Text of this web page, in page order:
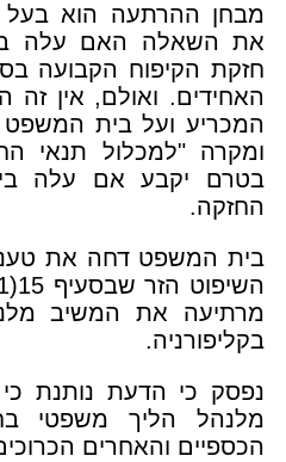
מבחן ההרתעה הוא בעל
את השאלה האם עלה
האחידים. ואולם, אין
המכריע ועל בית
ומקרה "למכלול תנאי
בטרם יקבע אם עלה
החזקה.
בית המשפט דחה את
מרתיעה את המשיב
בקליפורניה.
נפסק כי הדעת נותנת כי
מלנהל הליך משפטי
הכספיים והאחרים